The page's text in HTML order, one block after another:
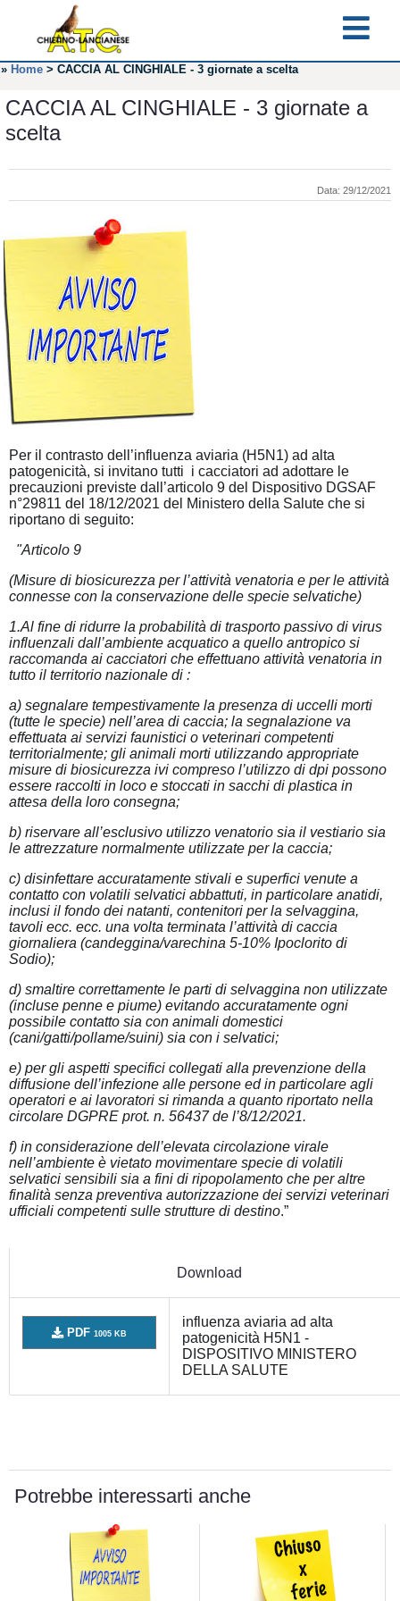
» Home > CACCIA AL CINGHIALE - 3 giornate a scelta
CACCIA AL CINGHIALE - 3 giornate a
scelta
Data: 29/12/2021
Per il contrasto dell’influenza aviaria (H5N1) ad alta
patogenicità, si invitano tutti i cacciatori ad adottare le
precauzioni previste dall’articolo 9 del Dispositivo DGSAF
n°29811 del 18/12/2021 del Ministero della Salute che si
riportano di seguito:
"Articolo 9
(Misure di biosicurezza per l’attività venatoria e per le attività
connesse con la conservazione delle specie selvatiche)
1.Al fine di ridurre la probabilità di trasporto passivo di virus
influenzali dall’ambiente acquatico a quello antropico si
raccomanda ai cacciatori che effettuano attività venatoria in
tutto il territorio nazionale di :
a) segnalare tempestivamente la presenza di uccelli morti
(tutte le specie) nell’area di caccia; la segnalazione va
effettuata ai servizi faunistici o veterinari competenti
territorialmente; gli animali morti utilizzando appropriate
misure di biosicurezza ivi compreso l’utilizzo di dpi possono
essere raccolti in loco e stoccati in sacchi di plastica in
attesa della loro consegna;
b) riservare all’esclusivo utilizzo venatorio sia il vestiario sia
le attrezzature normalmente utilizzate per la caccia;
c) disinfettare accuratamente stivali e superfici venute a
contatto con volatili selvatici abbattuti, in particolare anatidi,
inclusi il fondo dei natanti, contenitori per la selvaggina,
tavoli ecc. ecc. una volta terminata l’attività di caccia
giornaliera (candeggina/varechina 5-10% Ipoclorito di
Sodio);
d) smaltire correttamente le parti di selvaggina non utilizzate
(incluse penne e piume) evitando accuratamente ogni
possibile contatto sia con animali domestici
(cani/gatti/pollame/suini) sia con i selvatici;
e) per gli aspetti specifici collegati alla prevenzione della
diffusione dell’infezione alle persone ed in particolare agli
operatori e ai lavoratori si rimanda a quanto riportato nella
circolare DGPRE prot. n. 56437 de l’8/12/2021.
f) in considerazione dell’elevata circolazione virale
nell’ambiente è vietato movimentare specie di volatili
selvatici sensibili sia a fini di ripopolamento che per altre
finalità senza preventiva autorizzazione dei servizi veterinari
ufficiali competenti sulle strutture di destino.”
Download
PDF 1005 KB
influenza aviaria ad alta
patogenicità H5N1 -
DISPOSITIVO MINISTERO
DELLA SALUTE
Potrebbe interessarti anche